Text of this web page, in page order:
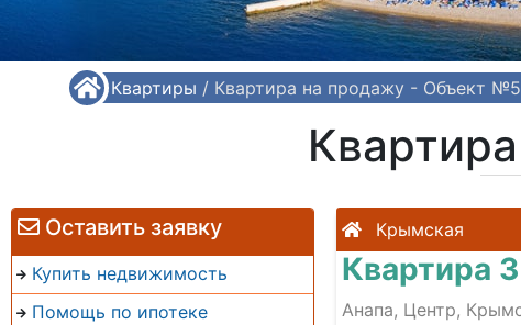
/ Квартиры / Квартира на продажу - Объект
Оставить заявку
Купить недвижимость
Помощь по ипотеке
Крымская
Квартира
Анапа, Центр,